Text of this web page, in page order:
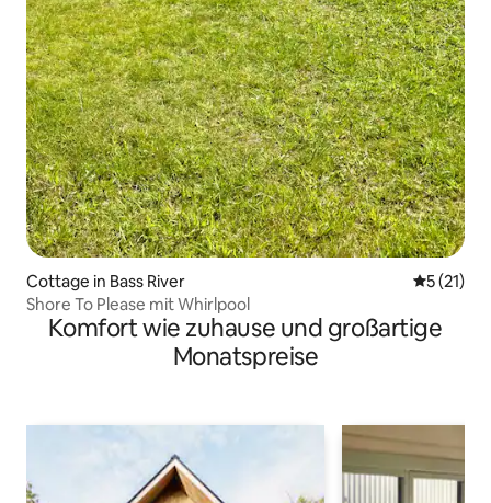
Cottage in Bass River
5 (21)
Shore To Please mit Whirlpool
Komfort wie zuhause und großartige
Monatspreise